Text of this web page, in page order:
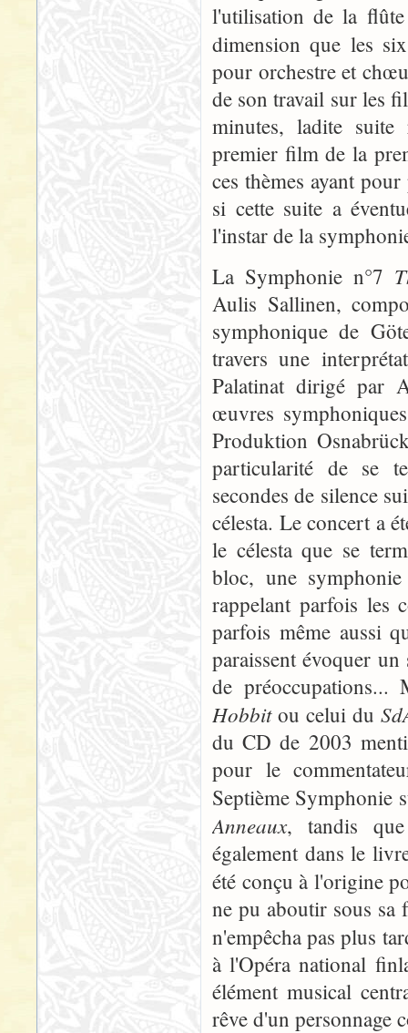
l'utilisation de la flûte
dimension que les
pour orchestre et
de son travail sur les
minutes, ladite suite
premier film de la
ces thèmes ayant
si cette suite a
l'instar de la
La Symphonie n°7
Aulis Sallinen,
symphonique de
travers une
Palatinat dirigé par
œuvres
Produktion
particularité de se
secondes de silence
célesta. Le concert a
le célesta que se
bloc, une
rappelant parfois les
parfois même aussi
paraissent évoquer
de
Hobbitou celui du
du CD de 2003
pour le
Septième Symphonie
Anneaux, tandis
également dans le
été conçu à l'origine
ne pu aboutir sous sa
n'empêcha pas plus
à l'Opéra national
élément musical
rêve d'un personnage